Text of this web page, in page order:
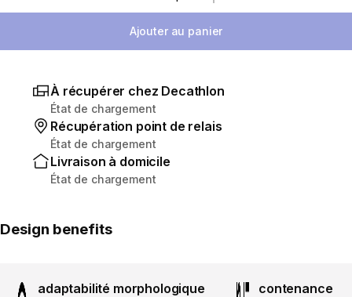
Sélectionnez la quantité
Ajouter au panier
À récupérer chez Decathlon
État de chargement
Récupération point de relais
État de chargement
Livraison à domicile
État de chargement
Design benefits
adaptabilité morphologique contenance